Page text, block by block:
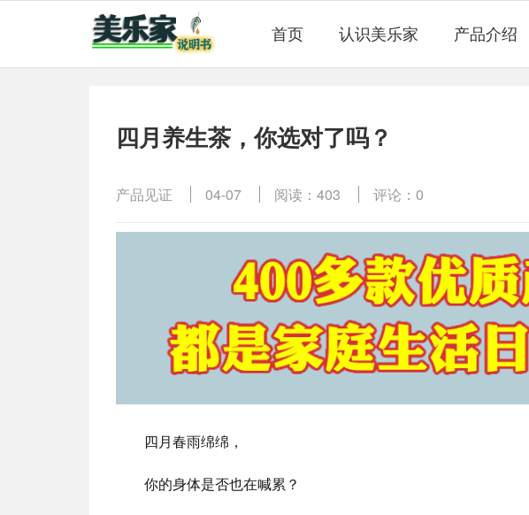
首页 认识美乐家 产品介绍
四月养生茶，你选对了吗？
产品见证 04-07 阅读：403 评论：0
四月春雨绵绵，
你的身体是否也在喊累？